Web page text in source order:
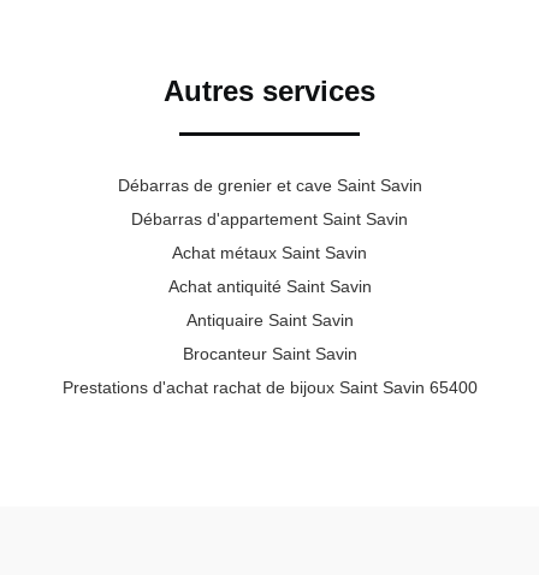
Autres services
Débarras de grenier et cave Saint Savin
Débarras d'appartement Saint Savin
Achat métaux Saint Savin
Achat antiquité Saint Savin
Antiquaire Saint Savin
Brocanteur Saint Savin
Prestations d'achat rachat de bijoux Saint Savin 65400